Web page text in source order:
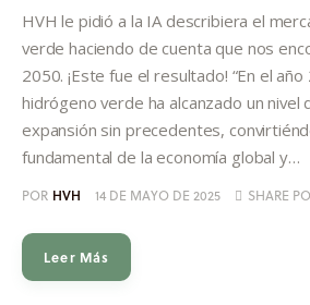
HVH le pidió a la IA describiera el
verde haciendo de cuenta que nos
2050. ¡Este fue el resultado! “En el
hidrógeno verde ha alcanzado un nivel
expansión sin precedentes,
fundamental de la economía global y…
POR HVH 14 DE MAYO DE 2025 SHARE
Leer Más